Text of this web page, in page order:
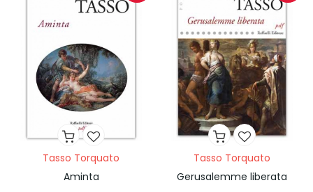
Tasso Torquato
Aminta
Tasso Torquato
Gerusalemme liberata